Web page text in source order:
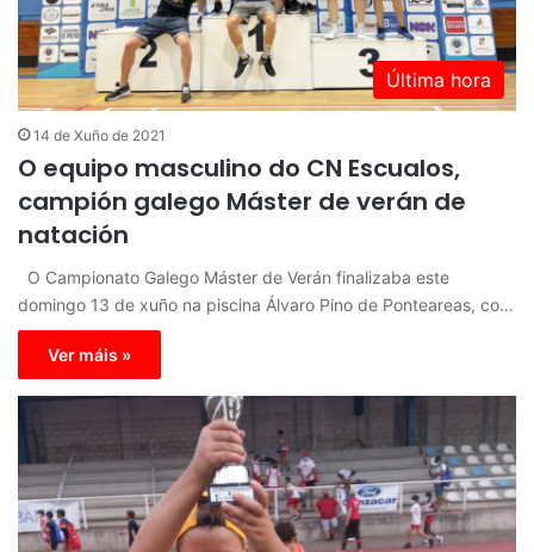
Última hora
14 de Xuño de 2021
O equipo masculino do CN Escualos,
campión galego Máster de verán de
natación
O Campionato Galego Máster de Verán finalizaba este
domingo 13 de xuño na piscina Álvaro Pino de Ponteareas, co…
Ver máis »